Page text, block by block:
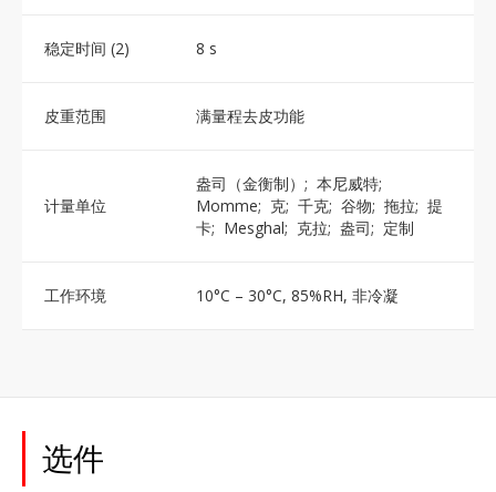
稳定时间 (2) 8 s
皮重范围 满量程去皮功能
计量单位
盎司（金衡制）; 本尼威特;
Momme; 克; 千克; 谷物; 拖拉; 提
卡; Mesghal; 克拉; 盎司; 定制
工作环境 10°C – 30°C, 85%RH, 非冷凝
选件